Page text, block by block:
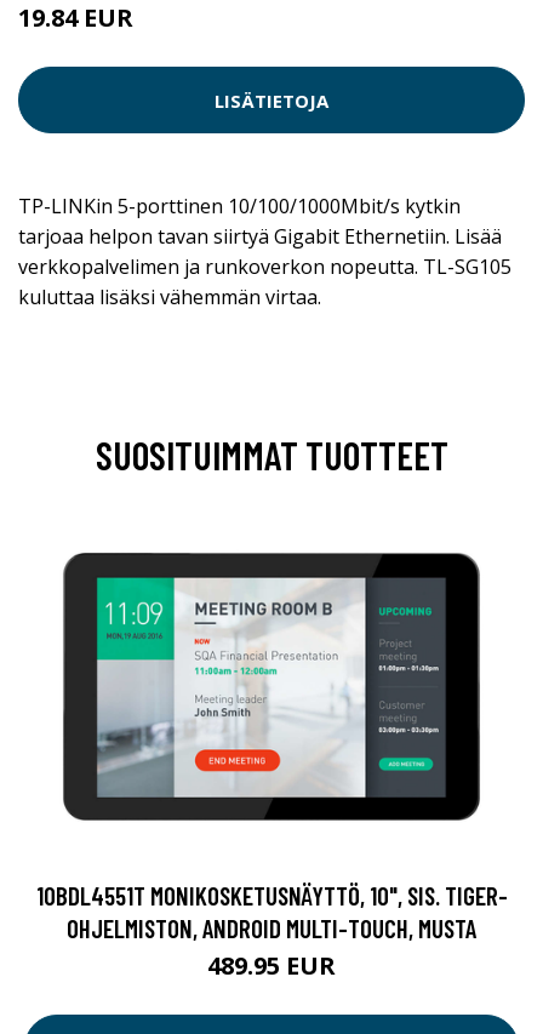
19.84 EUR
LISÄTIETOJA
TP-LINKin 5-porttinen 10/100/1000Mbit/s kytkin
tarjoaa helpon tavan siirtyä Gigabit Ethernetiin. Lisää
verkkopalvelimen ja runkoverkon nopeutta. TL-SG105
kuluttaa lisäksi vähemmän virtaa.
SUOSITUIMMAT TUOTTEET
10BDL4551T MONIKOSKETUSNÄYTTÖ, 10", SIS. TIGER-
OHJELMISTON, ANDROID MULTI-TOUCH, MUSTA
489.95 EUR